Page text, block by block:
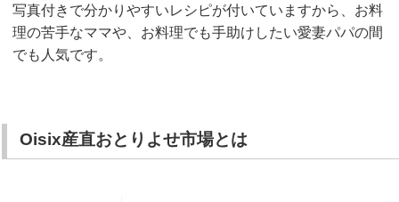
写真付きで分かりやすいレシピが付いていますから、お料
理の苦手なママや、お料理でも手助けしたい愛妻パパの間
でも人気です。
Oisix産直おとりよせ市場とは